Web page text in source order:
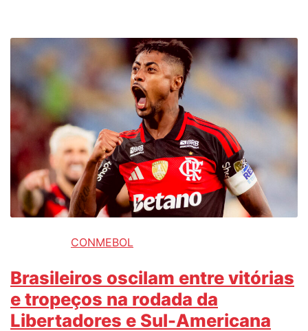
CONMEBOL
Brasileiros oscilam entre vitórias
e tropeços na rodada da
Libertadores e Sul-Americana